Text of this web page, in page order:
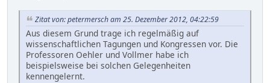
Zitat von: petermersch am 25. Dezember 2012, 04:22:59
Aus diesem Grund trage ich regelmäßig auf
wissenschaftlichen Tagungen und Kongressen vor. Die
Professoren Oehler und Vollmer habe ich
beispielsweise bei solchen Gelegenheiten
kennengelernt.